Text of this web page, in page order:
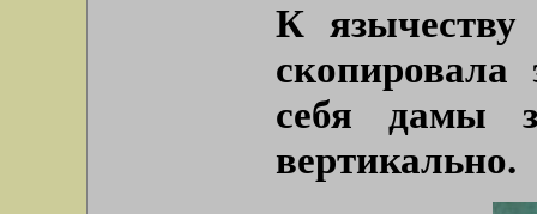
К язычеству
себя дамы
вертикально.